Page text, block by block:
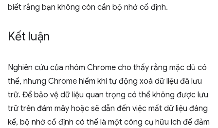
biết rằng bạn không còn cần bộ nhớ cố định.
Kết luận
Nghiên cứu của nhóm Chrome cho thấy rằng mặc dù có
thể, nhưng Chrome hiếm khi tự động xoá dữ liệu đã lưu
trữ. Để bảo vệ dữ liệu quan trọng có thể không được lưu
trữ trên đám mây hoặc sẽ dẫn đến việc mất dữ liệu đáng
kể, bộ nhớ cố định có thể là một công cụ hữu ích để đảm